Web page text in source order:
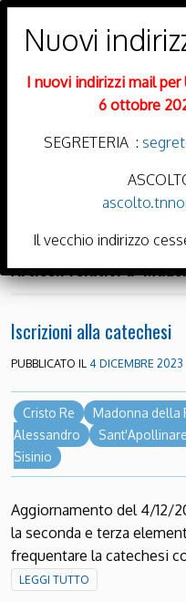
Trento Nord
DIOCESI DI TRENTO
Articoli relativi a:
Iscrizioni alla catechesi
PUBBLICATO IL4 DICEMBRE 2023
Cristo Re Madonna della
Alessandro
Sant'Apollinare
Sisinio
Aggiornamento del 4/12/
la seconda e terza
frequentare la catechesi
LEGGI TUTTO
I nuovi indirizzi mail
6 ottobre
SEGRETERIA :
Il vecchio indirizzo